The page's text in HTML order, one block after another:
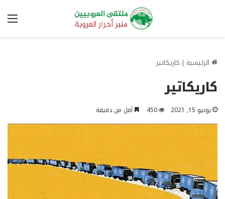
الرئيسية | كاريكاتير
كاريكاتير
يونيو 15, 2021 450 أقل من دقيقة